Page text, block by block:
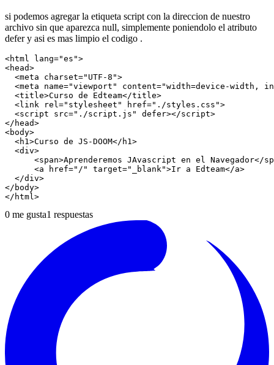
si podemos agregar la etiqueta script con la direccion de nuestro
archivo sin que aparezca null, simplemente poniendolo el atributo
defer y asi es mas limpio el codigo .
<html lang="es">
<head>
  <meta charset="UTF-8">
<meta name="viewport" content="width=device-width,
  <title>Curso de Edteam</title>
  <link rel="stylesheet" href="./styles.css">
  <script src="./script.js" defer></script>
</head>
<body>
  <h1>Curso de JS-DOOM</h1>
  <div>
<span>Aprenderemos JAvascript en el Navegador</
      <a href="/" target="_blank">Ir a Edteam</a>
  </div>
</body>
0 me gusta1 respuestas